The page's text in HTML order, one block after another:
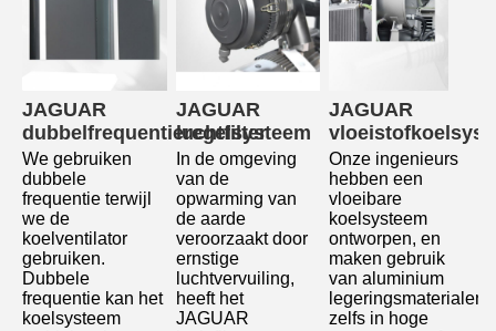
JAGUAR
dubbelfrequentieregelsysteem
We gebruiken
dubbele
frequentie terwijl
we de
koelventilator
gebruiken.
Dubbele
frequentie kan het
koelsysteem
JAGUAR
luchtfilter
In de omgeving
van de
opwarming van
de aarde
veroorzaakt door
ernstige
luchtvervuiling,
heeft het
JAGUAR
JAGUAR
Onze ingenieurs
hebben een
vloeibare
koelsysteem
ontworpen, en
maken gebruik
van aluminium
legeringsmaterialen,
zelfs in hoge